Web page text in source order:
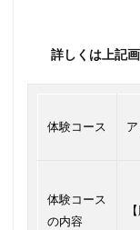
詳しくは上記
体験コース ア
体験コース
の内容